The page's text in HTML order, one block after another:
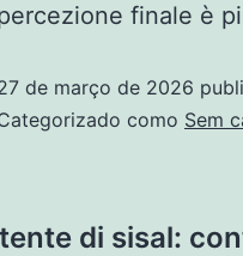
finale è
de março de 2026
como Sem
di sisal: